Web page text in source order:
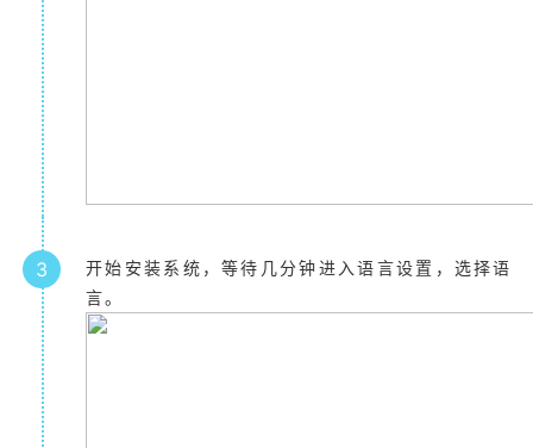
3
开始安装系统，等待几分钟进入语言设置，选择语
言。